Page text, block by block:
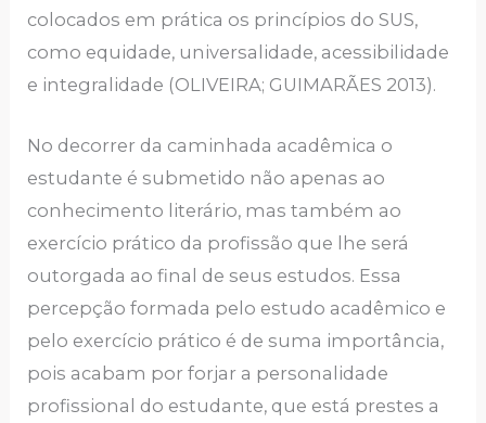
colocados em prática os princípios do SUS,
como equidade, universalidade, acessibilidade
e integralidade (OLIVEIRA; GUIMARÃES 2013).
No decorrer da caminhada acadêmica o
estudante é submetido não apenas ao
conhecimento literário, mas também ao
exercício prático da profissão que lhe será
outorgada ao final de seus estudos. Essa
percepção formada pelo estudo acadêmico e
pelo exercício prático é de suma importância,
pois acabam por forjar a personalidade
profissional do estudante, que está prestes a